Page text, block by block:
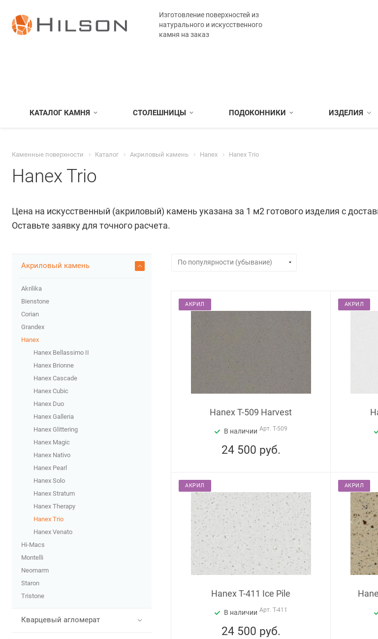
Изготовление поверхностей из
натурального и искусственного
камня на заказ
КАТАЛОГ КАМНЯ СТОЛЕШНИЦЫ ПОДОКОННИКИ ИЗДЕЛИЯ
Каменные поверхности Каталог Акриловый камень Hanex Hanex Trio
Hanex Trio
Цена на искусственный (акриловый) камень указана за 1 м2 готового изделия с
Оставьте заявку для точного расчета.
АКРИЛ
Hanex T-509 Harvest
В наличии Арт. T-509
24 500 руб.
АКРИЛ
АКРИЛ
Hanex T-411 Ice Pile
В наличии Арт. T-411
24 500 руб.
АКРИЛ
Акриловый камень
Akrilika
Bienstone
Corian
Grandex
Hanex
Hanex Bellassimo II
Hanex Brionne
Hanex Cascade
Hanex Cubic
Hanex Duo
Hanex Galleria
Hanex Glittering
Hanex Magic
Hanex Nativo
Hanex Pearl
Hanex Solo
Hanex Stratum
Hanex Therapy
Hanex Trio
Hanex Venato
Hi-Macs
Montelli
Neomarm
Staron
Tristone
Кварцевый агломерат